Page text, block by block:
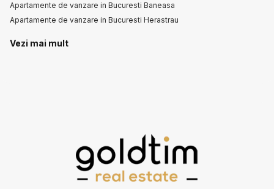
Apartamente de vanzare in Bucuresti Baneasa
Apartamente de vanzare in Bucuresti Herastrau
Apartamente de vanzare in Bucuresti Aviatorilor
Case de vanzare in Bucuresti Pipera
Case de vanzare in Bucuresti Iancu Nicolae
Case de vanzare in Snagov
Case de vanzare in Bucuresti Baneasa
Vezi mai mult